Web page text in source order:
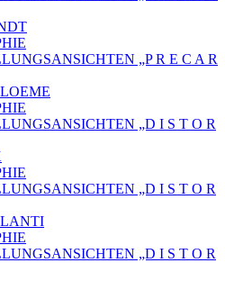
„P R E C A R
„D I S T O R
„D I S T O R
„D I S T O R